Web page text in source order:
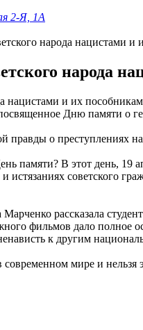
2-Я, 1А
народа нацистами
народа
Дню памяти о
правды о
памяти? В этот день,
истязаниях советского
рассказала
фильмов дало
к другим
современном мире и